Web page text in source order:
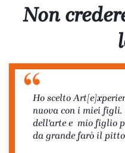
Non
Ho scelto
nuova con i miei
dell'arte e mio figlio
da grande farò il